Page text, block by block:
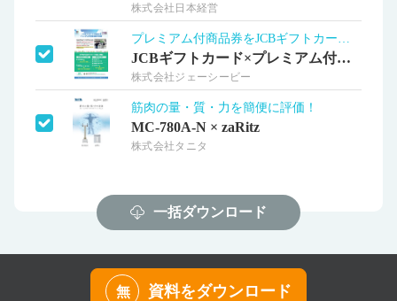
株式会社日本経営
JCBギフトカード×プレミアム付商品券
株式会社ジェーシービー
筋肉の量・質・力を簡便に評価！
MC-780A-N × zaRitz
株式会社タニタ
一括ダウンロード
無
資料をダウンロード